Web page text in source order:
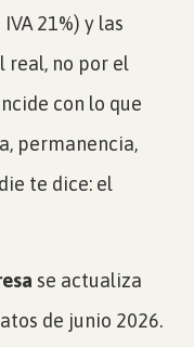
21%) y las
real, no por el
con lo que
permanencia,
te dice: el
se actualiza
de junio 2026.